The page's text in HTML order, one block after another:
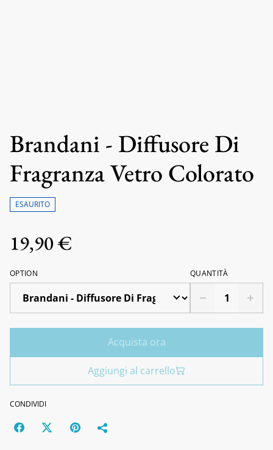
Brandani - Diffusore Di
Fragranza Vetro Colorato
ESAURITO
19,90 €
OPTION QUANTITÀ
Acquista ora
Aggiungi al carrello
CONDIVIDI